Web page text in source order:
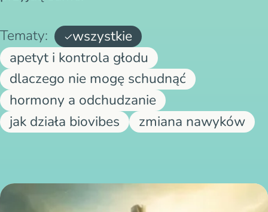
Tematy:
wszystkie
apetyt i kontrola głodu
dlaczego nie mogę schudnąć
hormony a odchudzanie
jak działa biovibes
zmiana nawyków